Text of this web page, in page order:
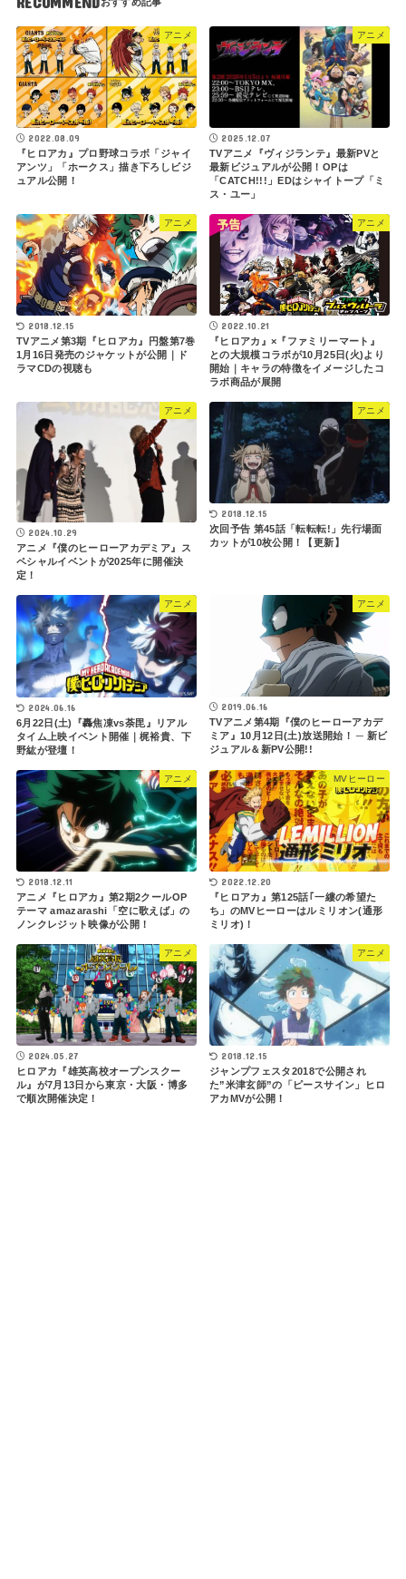
アニメ
2022.08.09
『ヒロアカ』プロ野球コラボ「ジャイ
アンツ」「ホークス」描き下ろしビジ
ュアル公開！
アニメ
2025.12.07
TVアニメ『ヴィジランテ』最新PVと
最新ビジュアルが公開！OPは
「CATCH!!!」EDはシャイトープ「ミ
ス・ユー」
アニメ
2018.12.15
TVアニメ第3期『ヒロアカ』円盤第7巻
1月16日発売のジャケットが公開｜ド
ラマCDの視聴も
アニメ
2022.10.21
『ヒロアカ』×『ファミリーマート』
との大規模コラボが10月25日(火)より
開始｜キャラの特徴をイメージしたコ
ラボ商品が展開
アニメ
2024.10.29
アニメ『僕のヒーローアカデミア』ス
ペシャルイベントが2025年に開催決
定！
アニメ
2018.12.15
次回予告 第45話「転転転!」先行場面
カットが10枚公開！【更新】
アニメ
2024.06.16
6月22日(土)『轟焦凍vs荼毘』リアル
タイム上映イベント開催｜梶裕貴、下
野紘が登壇！
アニメ
2019.06.16
TVアニメ第4期『僕のヒーローアカデ
ミア』10月12日(土)放送開始！ ─ 新ビ
ジュアル＆新PV公開!!
アニメ
2018.12.11
アニメ『ヒロアカ』第2期2クールOP
テーマ amazarashi「空に歌えば」の
ノンクレジット映像が公開！
MVヒーロー
2022.12.20
『ヒロアカ』第125話｢一縷の希望た
ち」のMVヒーローはルミリオン(通形
ミリオ)！
アニメ
2024.05.27
ヒロアカ『雄英高校オープンスクー
ル』が7月13日から東京・大阪・博多
で順次開催決定！
アニメ
2018.12.15
ジャンプフェスタ2018で公開され
た”米津玄師”の「ピースサイン」ヒロ
アカMVが公開！